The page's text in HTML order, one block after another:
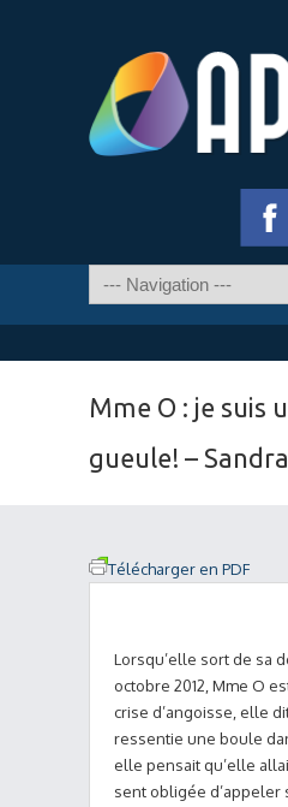
Mme O : je suis
gueule! –
Télécharger en PDF
Lorsqu’elle sort de sa
octobre 2012, Mme O
crise d’angoisse, elle
ressentie une boule
elle pensait qu’elle
sent obligée d’appeler